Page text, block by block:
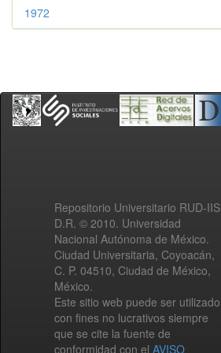
1972
Repositorio Universitario RUD-IIS
D.R. © 2010. Universidad
Nacional Autónoma de México.
Ciudad Universitaria, Coyoacán,
C. P. 04510, Ciudad de México,
México.
Este sitio web puede ser utilizado
con fines no lucrativos siempre
que se cite la fuente de
conformidad con el AVISO